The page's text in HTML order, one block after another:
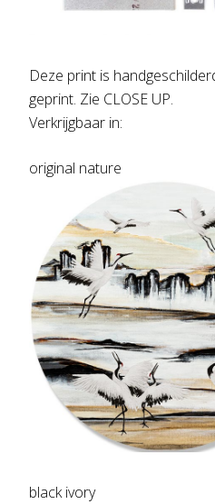
Deze print is
geprint. Zie CLOSE UP.
Verkrijgbaar in:
original nature
black ivory